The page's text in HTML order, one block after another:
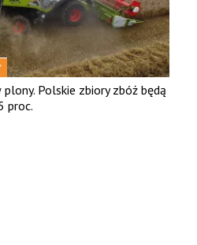
plony. Polskie zbiory zbóż będą
proc.